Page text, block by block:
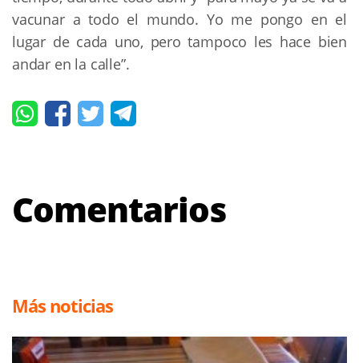
vacunar a todo el mundo. Yo me pongo en el
lugar de cada uno, pero tampoco les hace bien
andar en la calle”.
Comentarios
Más noticias